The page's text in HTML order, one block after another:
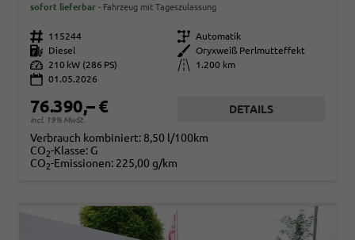
sofort lieferbar Fahrzeug mit Tageszulassung
Fahrzeugnr. 115244 Getriebe Automatik
Kraftstoff
Diesel Außenfarbe
Oryxweiß Perlmutteffekt
Leistung
210 kW (286 PS) Kilometerstand
1.200 km
01.05.2026
76.390,– €
incl. 19% MwSt.
DETAILS
Verbrauch kombiniert: 8,50 l/100km
CO2-Klasse: G
CO2-Emissionen: 225,00 g/km